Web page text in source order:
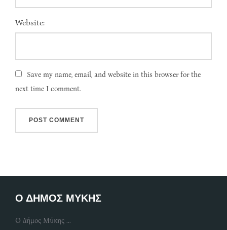
Website:
Save my name, email, and website in this browser for the
next time I comment.
Ο ΔΗΜΟΣ ΜΥΚΗΣ
Ο Δήμος Μύκης ...